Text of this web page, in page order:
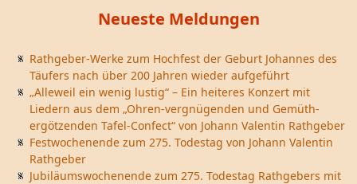
Neueste Meldungen
Rathgeber-Werke zum Hochfest der Geburt Johannes des
Täufers nach über 200 Jahren wieder aufgeführt
„Alleweil ein wenig lustig“ – Ein heiteres Konzert mit
Liedern aus dem „Ohren-vergnügenden und Gemüth-
ergötzenden Tafel-Confect“ von Johann Valentin Rathgeber
Festwochenende zum 275. Todestag von Johann Valentin
Rathgeber
Jubiläumswochenende zum 275. Todestag Rathgebers mit